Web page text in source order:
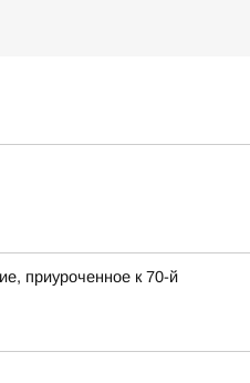
приуроченное к 70-й